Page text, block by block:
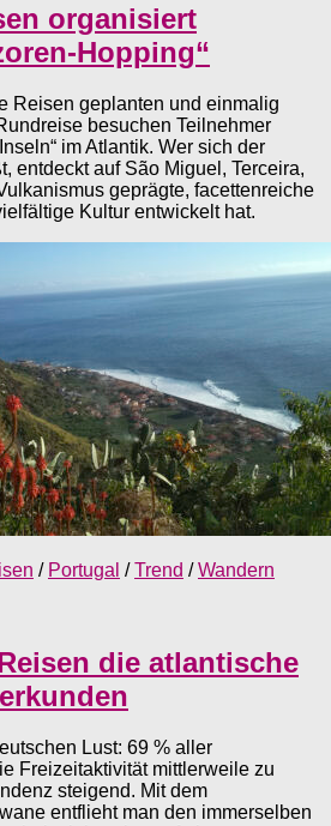
organisiert
Hopping“
Reisen geplanten und einmalig
besuchen Teilnehmer
im Atlantik. Wer sich der
entdeckt auf São Miguel, Terceira,
geprägte, facettenreiche
Kultur entwickelt hat.
/ Portugal /Trend /Wandern
die atlantische
Lust: 69 % aller
Freizeitaktivität mittlerweile zu
steigend. Mit dem
entflieht man den immerselben